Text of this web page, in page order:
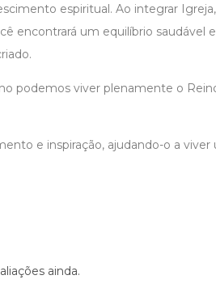
espiritual. Ao integrar
encontrará um equilíbrio saudável
podemos viver plenamente o
e inspiração, ajudando-o a viver
ainda.